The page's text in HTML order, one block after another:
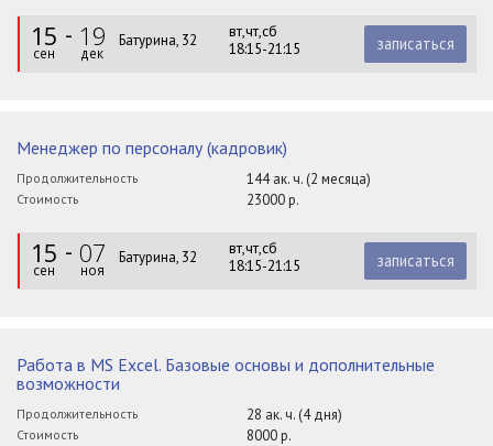
15
сен
19
дек
Батурина, 32
вт,чт,сб
18:15-21:15
записаться
Менеджер по персоналу (кадровик)
Продолжительность 144 ак. ч. (2 месяца)
Стоимость 23000 р.
15
сен
07
ноя
Батурина, 32
вт,чт,сб
18:15-21:15
записаться
Работа в MS Excel. Базовые основы и дополнительные
возможности
Продолжительность 28 ак. ч. (4 дня)
Стоимость 8000 р.